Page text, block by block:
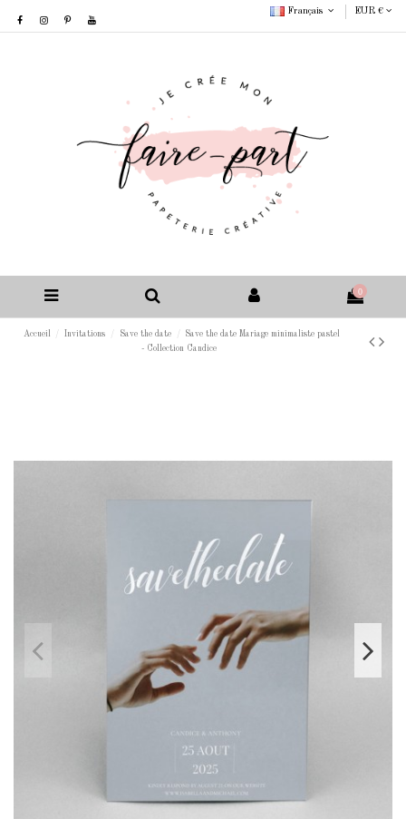
Français EUR €
0
Accueil Invitations Save the date
Save the date Mariage minimaliste pastel
- Collection Candice